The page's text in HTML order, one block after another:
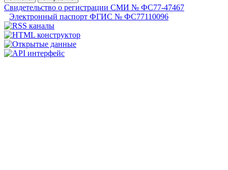
Свидетельство о регистрации СМИ № ФС77-47467
Электронный паспорт ФГИС № ФС77110096